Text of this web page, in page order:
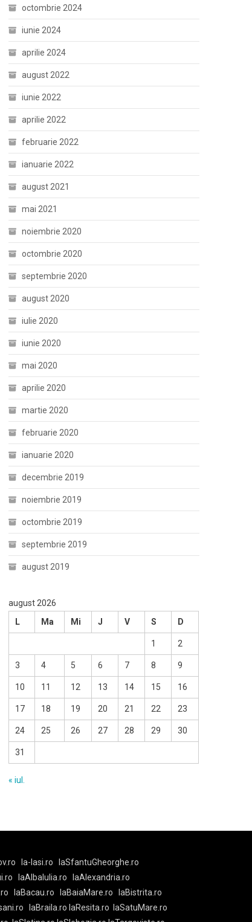
octombrie 2024
iunie 2024
aprilie 2024
august 2022
iunie 2022
aprilie 2022
februarie 2022
ianuarie 2022
august 2021
mai 2021
noiembrie 2020
octombrie 2020
septembrie 2020
august 2020
iulie 2020
iunie 2020
mai 2020
aprilie 2020
martie 2020
februarie 2020
ianuarie 2020
decembrie 2019
noiembrie 2019
octombrie 2019
septembrie 2019
august 2019
august 2026
L
Ma Mi J V S D
1 2
3 4 5 6 7 8 9
10 11 12 13 14 15 16
17 18 19 20 21 22 23
24 25 26 27 28 29 30
31
« iul.
la-Iasi.ro
laSfantuGheorghe.ro
laAlbaIulia.ro
laAlexandria.ro
laBacau.ro laBaiaMare.ro
laBistrita.ro
laBraila.ro laResita.ro
laSatuMare.ro